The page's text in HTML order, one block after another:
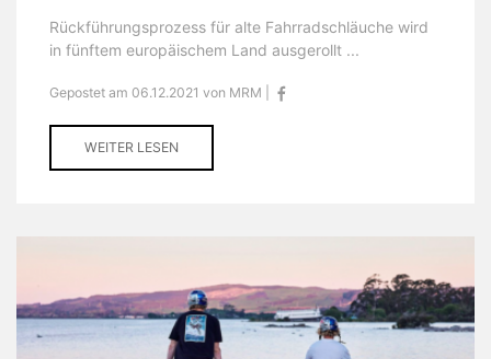
Rückführungsprozess für alte Fahrradschläuche wird
in fünftem europäischem Land ausgerollt ...
Gepostet am 06.12.2021 von MRM |
WEITER LESEN